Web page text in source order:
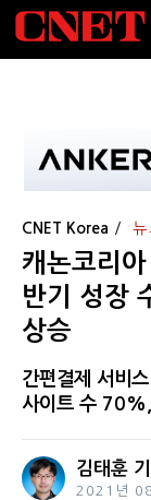
CNET Korea 뉴
캐논코리
반기 성장
상승
간편결제 서비
사이트 수
김태훈
2021년